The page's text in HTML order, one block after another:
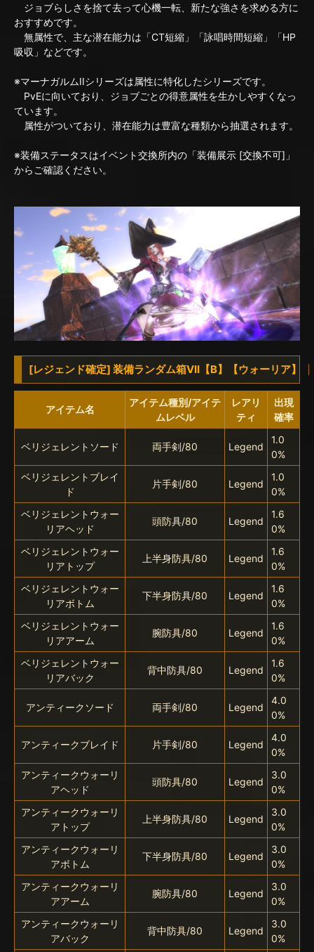
ジョブらしさを捨て去って心機一転、新たな強さを求める方に
おすすめです。
無属性で、主な潜在能力は「CT短縮」「詠唱時間短縮」「HP
吸収」などです。
※マーナガルムIIシリーズは属性に特化したシリーズです。
PvEに向いており、ジョブごとの得意属性を生かしやすくなっ
ています。
属性がついており、潜在能力は豊富な種類から抽選されます。
※装備ステータスはイベント交換所内の「装備展示 [交換不可]」
からご確認ください。
[レジェンド確定] 装備ランダム箱VII【B】【ウォーリア】
アイテム名
アイテム種別/アイテ
ムレベル
レアリ
ティ
出現
確率
ベリジェレントソード 両手剣/80 Legend
1.0
0%
ベリジェレントブレイ
ド
片手剣/80 Legend
1.0
0%
ベリジェレントウォー
リアヘッド
頭防具/80 Legend
1.6
0%
ベリジェレントウォー
リアトップ
上半身防具/80 Legend
1.6
0%
ベリジェレントウォー
リアボトム
下半身防具/80 Legend
1.6
0%
ベリジェレントウォー
リアアーム
腕防具/80 Legend
1.6
0%
ベリジェレントウォー
リアバック
背中防具/80 Legend
1.6
0%
アンティークソード 両手剣/80 Legend
4.0
0%
アンティークブレイド 片手剣/80 Legend
4.0
0%
アンティークウォーリ
アヘッド
頭防具/80 Legend
3.0
0%
アンティークウォーリ
アトップ
上半身防具/80 Legend
3.0
0%
アンティークウォーリ
アボトム
下半身防具/80 Legend
3.0
0%
アンティークウォーリ
アアーム
腕防具/80 Legend
3.0
0%
アンティークウォーリ
アバック
背中防具/80 Legend
3.0
0%